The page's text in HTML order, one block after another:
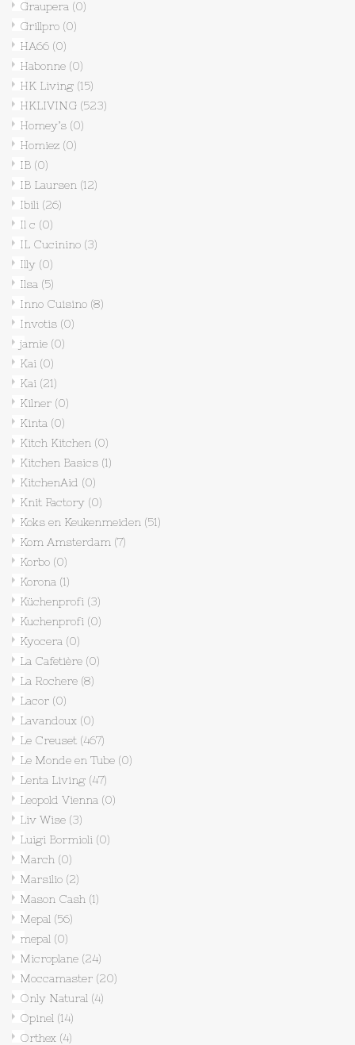
Graupera (0)
Grillpro (0)
HA66 (0)
Habonne (0)
HK Living (15)
HKLIVING (523)
Homey’s (0)
Homiez (0)
IB (0)
IB Laursen (12)
Ibili (26)
Il c (0)
IL Cucinino (3)
Illy (0)
Ilsa (5)
Inno Cuisino (8)
Invotis (0)
jamie (0)
Kai (0)
Kai (21)
Kilner (0)
Kinta (0)
Kitch Kitchen (0)
Kitchen Basics (1)
KitchenAid (0)
Knit Factory (0)
Koks en Keukenmeiden (51)
Kom Amsterdam (7)
Korbo (0)
Korona (1)
Küchenprofi (3)
Kuchenprofi (0)
Kyocera (0)
La Cafetière (0)
La Rochere (8)
Lacor (0)
Lavandoux (0)
Le Creuset (467)
Le Monde en Tube (0)
Lenta Living (47)
Leopold Vienna (0)
Liv Wise (3)
Luigi Bormioli (0)
March (0)
Marsilio (2)
Mason Cash (1)
Mepal (56)
mepal (0)
Microplane (24)
Moccamaster (20)
Only Natural (4)
Opinel (14)
Orthex (4)